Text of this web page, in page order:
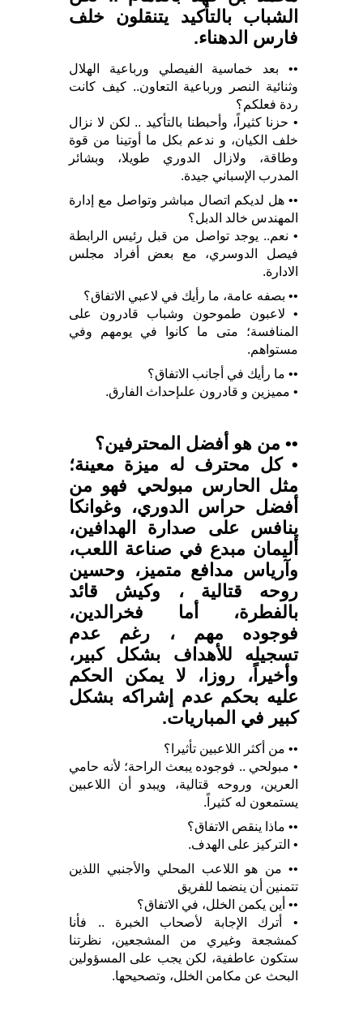
الشباب بالتأكيد يتنقلون خلف
فارس الدهناء.
•• بعد خماسية الفيصلي ورباعية الهلال
وثنائية النصر ورباعية التعاون.. كيف كانت
ردة فعلكم؟
• حزنا كثيراً، وأحبطنا بالتأكيد .. لكن لا نزال
خلف الكيان، و ندعم بكل ما أوتينا من قوة
وطاقة، ولازال الدوري طويلا، وبشائر
المدرب الإسباني جيدة.
•• هل لديكم اتصال مباشر وتواصل مع إدارة
المهندس خالد الدبل؟
• نعم.. يوجد تواصل من قبل رئيس الرابطة
فيصل الدوسري، مع بعض أفراد مجلس
الادارة.
•• بصفه عامة، ما رأيك في لاعبي الاتفاق؟
• لاعبون طموحون وشباب قادرون على
المنافسة؛ متى ما كانوا في يومهم وفي
مستواهم.
•• ما رأيك في أجانب الاتفاق؟
• مميزين و قادرون علىإحداث الفارق.
•• من هو أفضل المحترفين؟
• كل محترف له ميزة معينة؛
مثل الحارس مبولحي فهو من
أفضل حراس الدوري، وغوانكا
ينافس على صدارة الهدافين،
أليمان مبدع في صناعة اللعب،
وآرياس مدافع متميز، وحسين
روحه قتالية ، وكيش قائد
بالفطرة، أما فخرالدين،
فوجوده مهم ، رغم عدم
تسجيله للأهداف بشكل كبير،
وأخيراً، روزا، لا يمكن الحكم
عليه بحكم عدم إشراكه بشكل
كبير في المباريات.
•• من أكثر اللاعبين تأثيرا؟
• مبولحي .. فوجوده يبعث الراحة؛ لأنه حامي
العرين، وروحه قتالية، ويبدو أن اللاعبين
يستمعون له كثيراً.
•• ماذا ينقص الاتفاق؟
• التركيز على الهدف.
•• من هو اللاعب المحلي والأجنبي اللذين
تتمنين أن ينضما للفريق
•• أين يكمن الخلل، في الاتفاق؟
• أترك الإجابة لأصحاب الخبرة .. فأنا
كمشجعة وغيري من المشجعين، نظرتنا
ستكون عاطفية، لكن يجب على المسؤولين
البحث عن مكامن الخلل، وتصحيحها.